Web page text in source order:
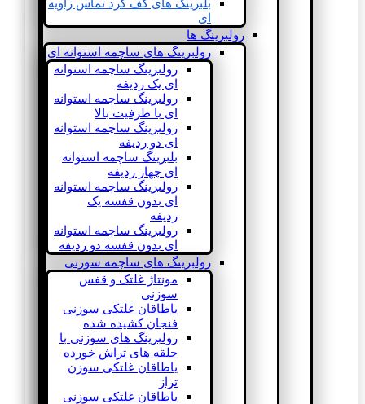
بلبرینگ های کف گرد تماس زاویه
ای
رولبرینگ ها
رولبرینگ های ساچمه استوانه ای
رولبرینگ ساچمه استوانه
ای یک ردیفه
رولبرینگ ساچمه استوانه
ای با ظرفیت بالا
رولبرینگ ساچمه استوانه
ای دو ردیفه
بلبرینگ ساچمه استوانه
ای چهار ردیفه
رولبرینگ ساچمه استوانه
ای بدون قفسه یک
ردیفه
رولبرینگ ساچمه استوانه
ای بدون قفسه دو ردیفه
رولبرینگ های ساچمه سوزنی
مونتاژ غلتک و قفس
سوزنی
یاطاقان غلتکی سوزنی
فنجان کشیده شده
رولبرینگ های سوزنی با
حلقه های تراش خورده
یاطاقان غلتکی سوزن
تراز
یاطاقان غلتکی سوزنی